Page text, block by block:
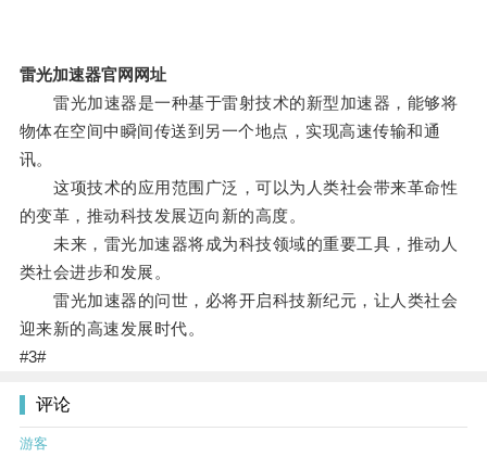
雷光加速器官网网址
雷光加速器是一种基于雷射技术的新型加速器，能够将
物体在空间中瞬间传送到另一个地点，实现高速传输和通
讯。
这项技术的应用范围广泛，可以为人类社会带来革命性
的变革，推动科技发展迈向新的高度。
未来，雷光加速器将成为科技领域的重要工具，推动人
类社会进步和发展。
雷光加速器的问世，必将开启科技新纪元，让人类社会
迎来新的高速发展时代。
#3#
评论
游客